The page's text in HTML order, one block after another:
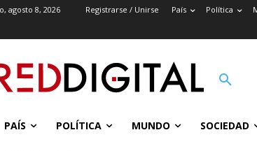
agosto 8, 2026 Registrarse / Unirse País Política
PAÍS POLÍTICA MUNDO SOCIEDAD